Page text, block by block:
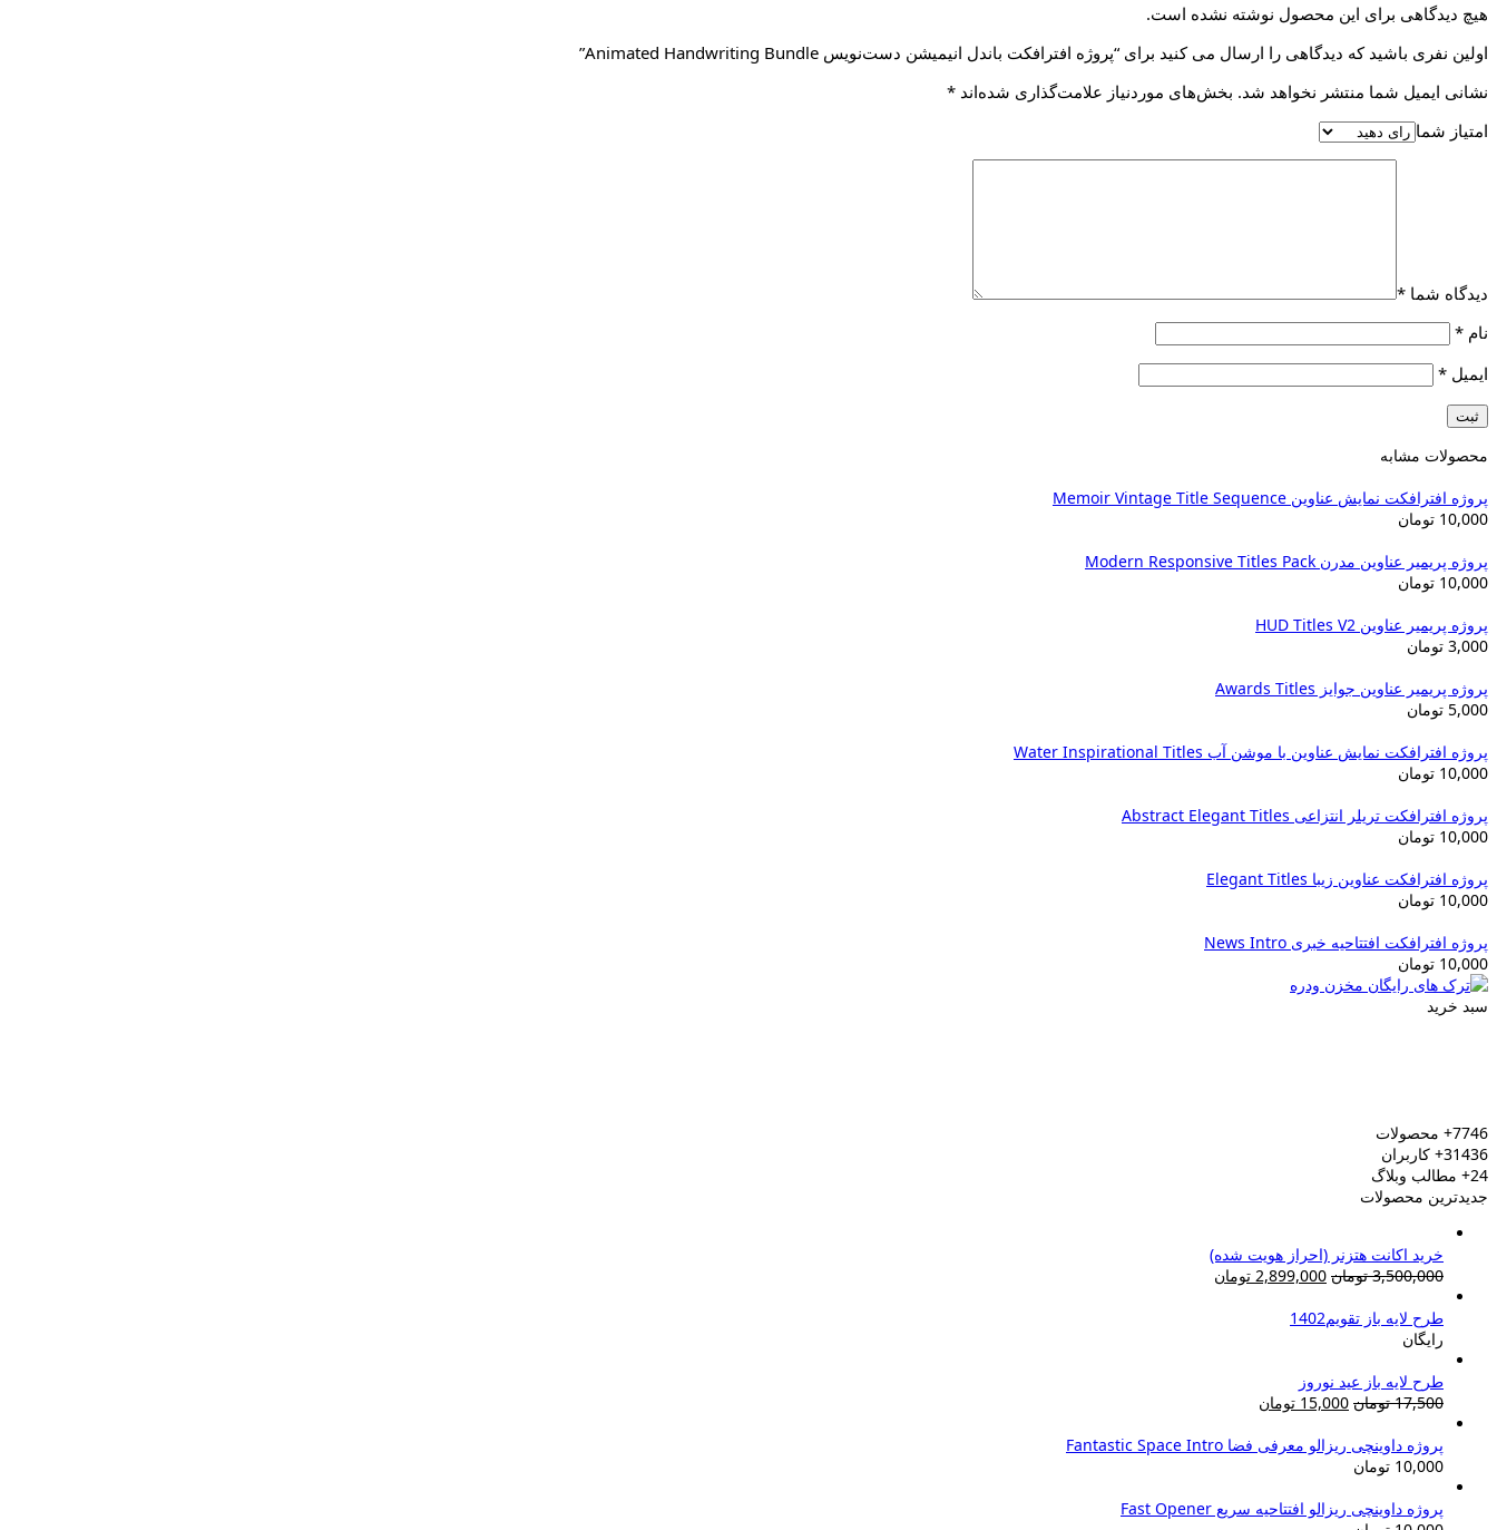
هیچ دیدگاهی برای این محصول نوشته نشده است.
اولین نفری باشید که دیدگاهی را ارسال می کنید برای “پروژه افترافکت باندل انیمیشن دست‌نویس Animated Handwriting Bundle”
نشانی ایمیل شما منتشر نخواهد شد. بخش‌های موردنیاز علامت‌گذاری شده‌اند *
امتیاز شما
دیدگاه شما *
نام *
ایمیل *
محصولات مشابه
پروژه افترافکت نمایش عناوین Memoir Vintage Title Sequence
10,000 تومان
پروژه پریمیر عناوین مدرن Modern Responsive Titles Pack
10,000 تومان
پروژه پریمیر عناوین HUD Titles V2
3,000 تومان
پروژه پریمیر عناوین جوایز Awards Titles
5,000 تومان
پروژه افترافکت نمایش عناوین با موشن آب Water Inspirational Titles
10,000 تومان
پروژه افترافکت تریلر انتزاعی Abstract Elegant Titles
10,000 تومان
پروژه افترافکت عناوین زیبا Elegant Titles
10,000 تومان
پروژه افترافکت افتتاحیه خبری News Intro
10,000 تومان
سبد خرید
7746+
محصولات
31436+
کاربران
24+
مطالب وبلاگ
جدیدترین محصولات
خرید اکانت هتزنر (احراز هویت شده)
3,500,000 تومان قیمت
2,899,000 تومان
طرح لایه باز تقویم1402
رایگان
طرح لایه باز عید نوروز
17,500 تومان قیمت
17,500 تومان
15,000 تومان
15,000 تومان.
پروژه داوینچی ریزالو معرفی فضا Fantastic Space Intro
10,000 تومان
پروژه داوینچی ریزالو افتتاحیه سریع Fast Opener